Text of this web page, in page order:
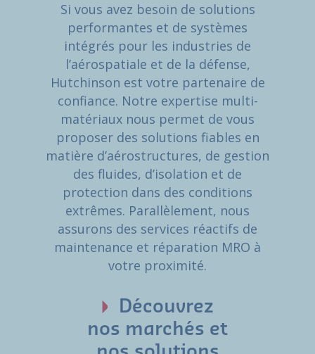
Si vous avez besoin de solutions
performantes et de systèmes
intégrés pour les industries de
l’aérospatiale et de la défense,
Hutchinson est votre partenaire de
confiance. Notre expertise multi-
matériaux nous permet de vous
proposer des solutions fiables en
matière d’aérostructures, de gestion
des fluides, d’isolation et de
protection dans des conditions
extrêmes. Parallèlement, nous
assurons des services réactifs de
maintenance et réparation MRO à
votre proximité.
Découvrez
nos marchés et